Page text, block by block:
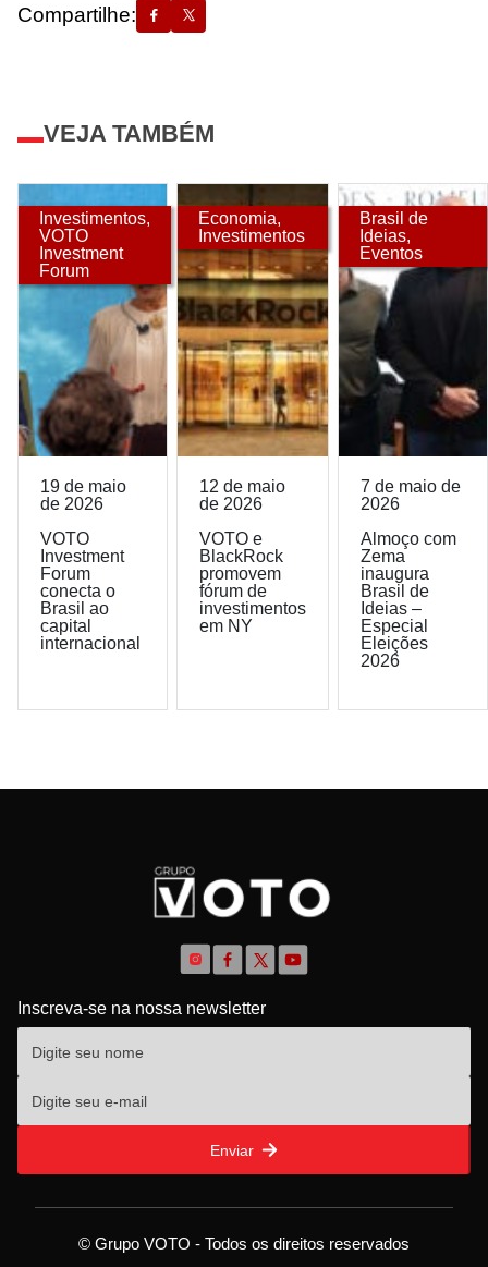
Compartilhe:
VEJA TAMBÉM
Investimentos,
VOTO
Investment
Forum
19 de maio
de 2026
VOTO
Investment
Forum
conecta o
Brasil ao
capital
internacional
Economia,
Investimentos
12 de maio
de 2026
VOTO e
BlackRock
promovem
fórum de
investimentos
em NY
Brasil de
Ideias,
Eventos
7 de maio de
2026
Almoço com
Zema
inaugura
Brasil de
Ideias –
Especial
Eleições
2026
Inscreva-se na nossa newsletter
Enviar
© Grupo VOTO - Todos os direitos reservados